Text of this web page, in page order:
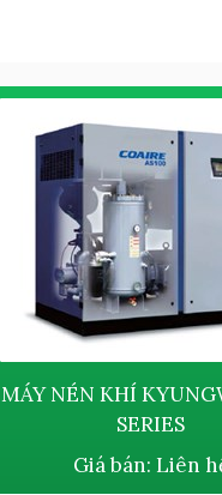
MÁY NÉN KHÍ
SERIES
Giá bán: Liên